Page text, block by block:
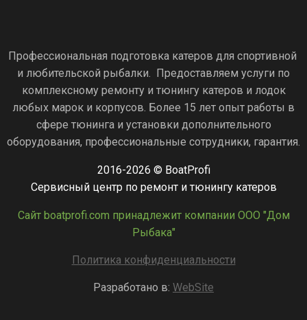
Профессиональная подготовка катеров для спортивной
и любительской рыбалки. Предоставляем услуги по
комплексному ремонту и тюнингу катеров и лодок
любых марок и корпусов. Более 15 лет опыт работы в
сфере тюнинга и установки дополнительного
оборудования, профессиональные сотрудники, гарантия.
2016-2026 © BoatProfi
Сервисный центр по ремонт и тюнингу катеров
Сайт boatprofi.com принадлежит компании ООО "Дом
Рыбака"
Политика конфиденциальности
Разработано в: WebSite